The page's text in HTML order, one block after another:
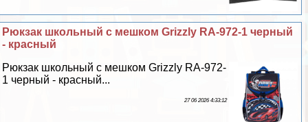
Рюкзак школьный с мешком Grizzly RA-972-1 черный
- красный
Рюкзак школьный с мешком Grizzly RA-972-
1 черный - красный...
27 06 2026 4:33:12